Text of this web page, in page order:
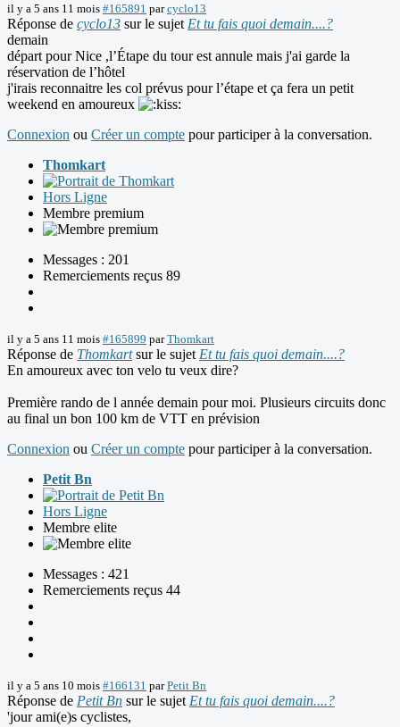
il y a 5 ans 11 mois #165891 parcyclo13
Réponse de cyclo13 sur le sujet Et tu fais quoi demain....?
demain
départ pour Nice ,l’Étape du tour est annule mais j'ai garde la
réservation de l’hôtel
j'irais reconnaitre les col prévus pour l’étape et ça fera un petit
weekend en amoureux
Connexion ou Créer un compte pour participer à la conversation.
Thomkart
Hors Ligne
Membre premium
Messages : 201
Remerciements reçus 89
il y a 5 ans 11 mois #165899 parThomkart
Réponse de Thomkartsur le sujet Et tu fais quoi demain....?
En amoureux avec ton velo tu veux dire?
Première rando de l année demain pour moi. Plusieurs circuits donc
au final un bon 100 km de VTT en prévision
Connexion ou Créer un compte pour participer à la conversation.
Petit Bn
Hors Ligne
Membre elite
Messages : 421
Remerciements reçus 44
il y a 5 ans 10 mois #166131 parPetit Bn
Réponse de Petit Bn sur le sujet Et tu fais quoi demain....?
'jour ami(e)s cyclistes,